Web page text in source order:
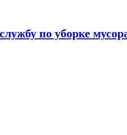
по уборке